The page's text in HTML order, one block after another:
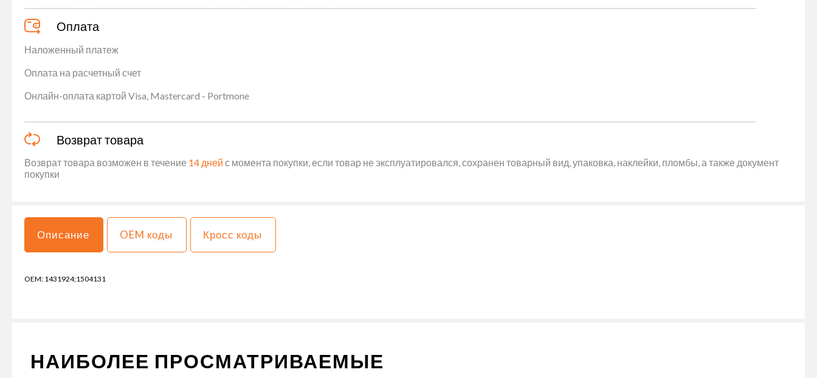
Оплата
Наложенный платеж
Оплата на расчетный счет
Онлайн-оплата картой Visa, Mastercard - Portmone
Возврат товара
Возврат товара возможен в течение 14 дней с момента покупки, если товар не эксплуатировался, сохранен товарный вид, упаковка, наклейки, пломбы, а также документ
покупки
Описание OEM коды Кросс коды
OEM: 1431924;1504131
НАИБОЛЕЕ ПРОСМАТРИВАЕМЫЕ